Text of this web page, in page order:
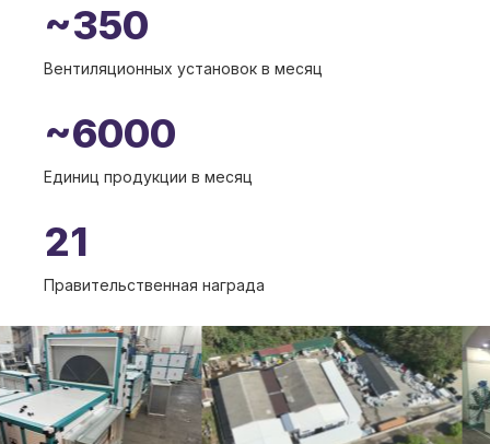
~350
Вентиляционных установок в месяц
~6000
Единиц продукции в месяц
21
Правительственная награда